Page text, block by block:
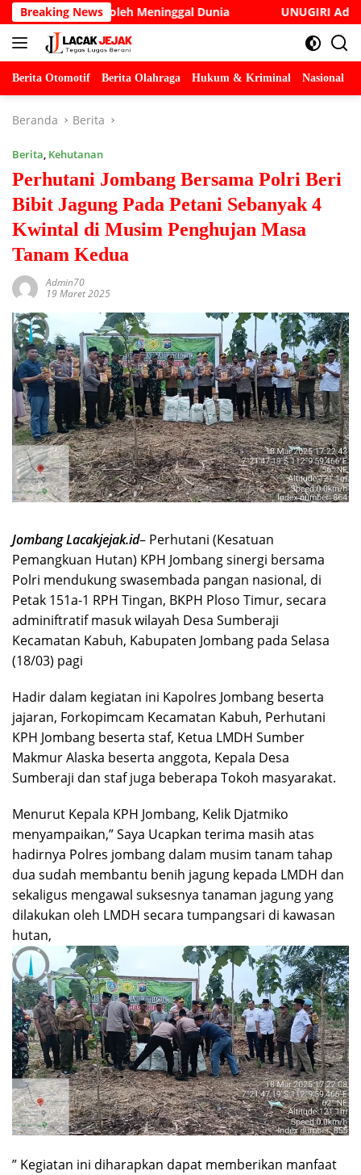
Langsung
ke
konten
Breaking News
Soleh Meninggal Dunia UNUGIRI Adakan Seminar
Berita Otomotif Berita Olahraga Hukum & Kriminal Nasional
Beranda Berita
Berita, Kehutanan
Perhutani Jombang Bersama Polri Beri
Bibit Jagung Pada Petani Sebanyak 4
Kwintal di Musim Penghujan Masa
Tanam Kedua
Admin70
19 Maret 2025
Jombang Lacakjejak.id– Perhutani (Kesatuan
Pemangkuan Hutan) KPH Jombang sinergi bersama
Polri mendukung swasembada pangan nasional, di
Petak 151a-1 RPH Tingan, BKPH Ploso Timur, secara
adminiftratif masuk wilayah Desa Sumberaji
Kecamatan Kabuh, Kabupaten Jombang pada Selasa
(18/03) pagi
Hadir dalam kegiatan ini Kapolres Jombang beserta
jajaran, Forkopimcam Kecamatan Kabuh, Perhutani
KPH Jombang beserta staf, Ketua LMDH Sumber
Makmur Alaska beserta anggota, Kepala Desa
Sumberaji dan staf juga beberapa Tokoh masyarakat.
Menurut Kepala KPH Jombang, Kelik Djatmiko
menyampaikan,” Saya Ucapkan terima masih atas
hadirnya Polres jombang dalam musim tanam tahap
dua sudah membantu benih jagung kepada LMDH dan
sekaligus mengawal suksesnya tanaman jagung yang
dilakukan oleh LMDH secara tumpangsari di kawasan
hutan,
” Kegiatan ini diharapkan dapat memberikan manfaat